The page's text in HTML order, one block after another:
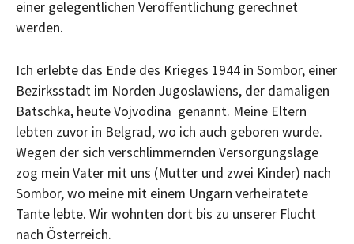
einer gelegentlichen Veröffentlichung gerechnet
werden.
Ich erlebte das Ende des Krieges 1944 in Sombor, einer
Bezirksstadt im Norden Jugoslawiens, der damaligen
Batschka, heute Vojvodina genannt. Meine Eltern
lebten zuvor in Belgrad, wo ich auch geboren wurde.
Wegen der sich verschlimmernden Versorgungslage
zog mein Vater mit uns (Mutter und zwei Kinder) nach
Sombor, wo meine mit einem Ungarn verheiratete
Tante lebte. Wir wohnten dort bis zu unserer Flucht
nach Österreich.